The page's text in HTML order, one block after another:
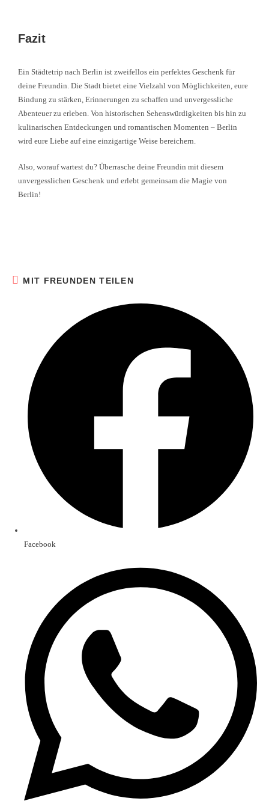
Fazit
Ein Städtetrip nach Berlin ist zweifellos ein perfektes Geschenk für
deine Freundin. Die Stadt bietet eine Vielzahl von Möglichkeiten, eure
Bindung zu stärken, Erinnerungen zu schaffen und unvergessliche
Abenteuer zu erleben. Von historischen Sehenswürdigkeiten bis hin zu
kulinarischen Entdeckungen und romantischen Momenten – Berlin
wird eure Liebe auf eine einzigartige Weise bereichern.
Also, worauf wartest du? Überrasche deine Freundin mit diesem
unvergesslichen Geschenk und erlebt gemeinsam die Magie von
Berlin!
MIT FREUNDEN TEILEN
Facebook